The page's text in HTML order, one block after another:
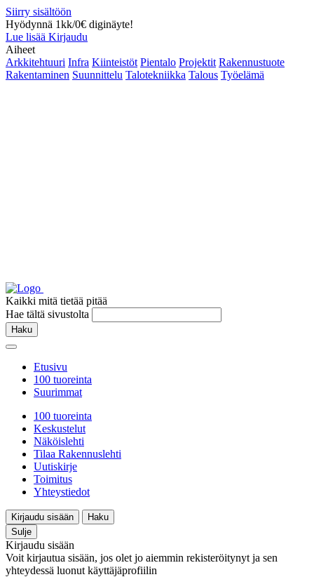
Siirry sisältöön
Hyödynnä 1kk/0€ diginäyte!
Lue lisää Kirjaudu
Aiheet
Arkkitehtuuri Infra Kiinteistöt Pientalo Projektit Rakennustuote
Rakentaminen Suunnittelu Talotekniikka Talous Työelämä
Kaikki mitä tietää pitää
Hae tältä sivustolta
Haku
Etusivu
100 tuoreinta
Suurimmat
100 tuoreinta
Keskustelut
Näköislehti
Tilaa Rakennuslehti
Uutiskirje
Toimitus
Yhteystiedot
Kirjaudu sisään
Haku
Sulje
Kirjaudu sisään
Voit kirjautua sisään, jos olet jo aiemmin rekisteröitynyt ja sen
yhteydessä luonut käyttäjäprofiilin